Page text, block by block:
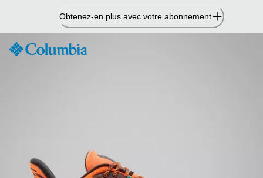
contenu
Obtenez-en plus avec votre abonnement